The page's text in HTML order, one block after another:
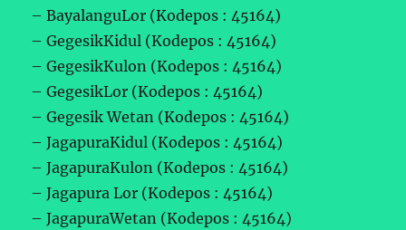
– BayalanguLor (Kodepos : 45164)
– GegesikKidul (Kodepos : 45164)
– GegesikKulon (Kodepos : 45164)
– GegesikLor (Kodepos : 45164)
– Gegesik Wetan (Kodepos : 45164)
– JagapuraKidul (Kodepos : 45164)
– JagapuraKulon (Kodepos : 45164)
– Jagapura Lor (Kodepos : 45164)
– JagapuraWetan (Kodepos : 45164)